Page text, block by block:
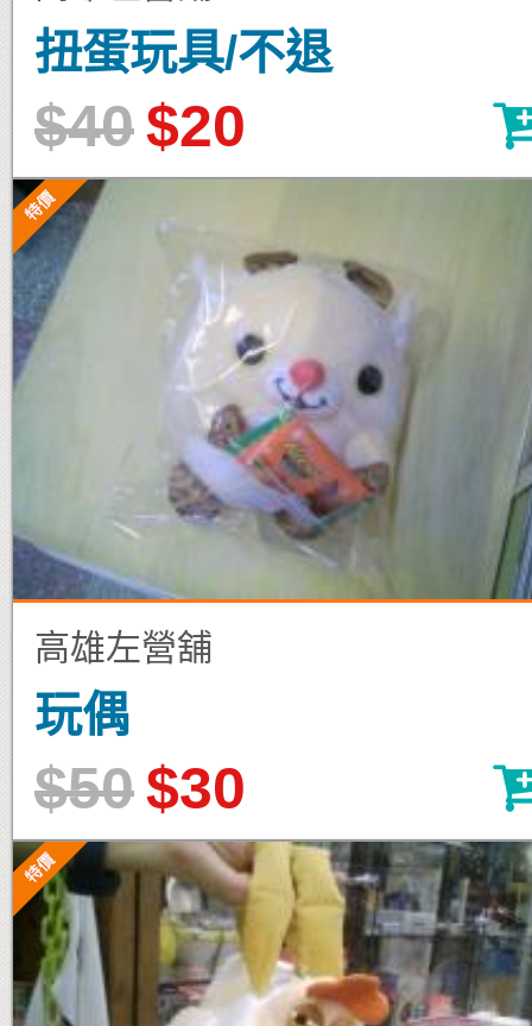
扭蛋玩具/不退
$40$20
高雄左營舖
玩偶
$50$30